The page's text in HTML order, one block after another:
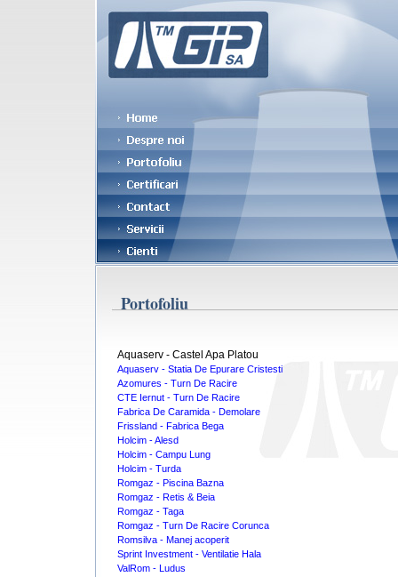
Portofoliu
Aquaserv - Castel Apa Platou
Aquaserv - Statia De Epurare Cristesti
Azomures - Turn De Racire
CTE Iernut - Turn De Racire
Fabrica De Caramida - Demolare
Frissland - Fabrica Bega
Holcim - Alesd
Holcim - Campu Lung
Holcim - Turda
Romgaz - Piscina Bazna
Romgaz - Retis & Beia
Romgaz - Taga
Romgaz - Turn De Racire Corunca
Romsilva - Manej acoperit
Sprint Investment - Ventilatie Hala
ValRom - Ludus